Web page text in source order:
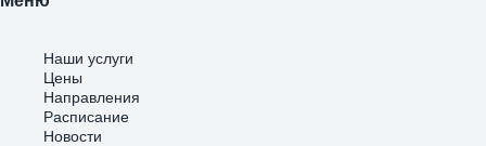
Наши услуги
Цены
Направления
Расписание
Новости